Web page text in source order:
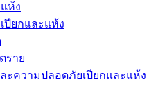
ห้ง
ปียกและแห้ง
ราย
ะความปลอดภัยเปียกและแห้ง